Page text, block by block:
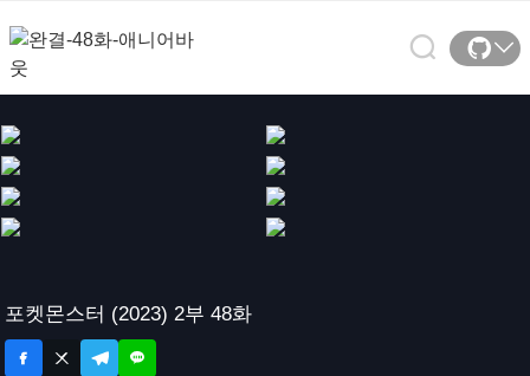
포켓몬스터 (2023) 2부 48화